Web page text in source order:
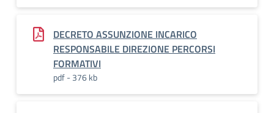
DECRETO ASSUNZIONE INCARICO
RESPONSABILE DIREZIONE PERCORSI
FORMATIVI
pdf - 376 kb